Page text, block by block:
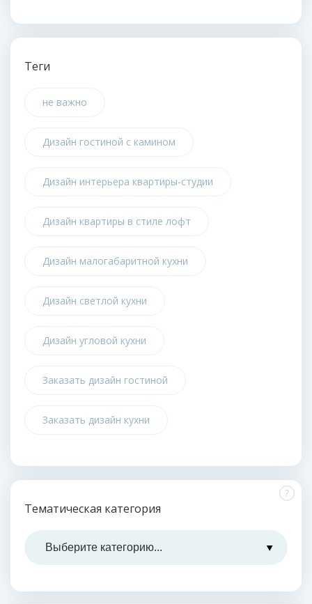
Теги
не важно
Дизайн гостиной с камином
Дизайн интерьера квартиры-студии
Дизайн квартиры в стиле лофт
Дизайн малогабаритной кухни
Дизайн светлой кухни
Дизайн угловой кухни
Заказать дизайн гостиной
Заказать дизайн кухни
Тематическая категория
?